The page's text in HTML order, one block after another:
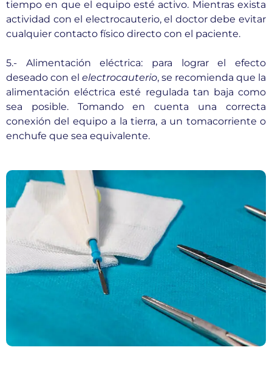
tiempo en que el equipo esté activo. Mientras exista
actividad con el electrocauterio, el doctor debe evitar
cualquier contacto físico directo con el paciente.
5.- Alimentación eléctrica: para lograr el efecto
deseado con el electrocauterio, se recomienda que la
alimentación eléctrica esté regulada tan baja como
sea posible. Tomando en cuenta una correcta
conexión del equipo a la tierra, a un tomacorriente o
enchufe que sea equivalente.